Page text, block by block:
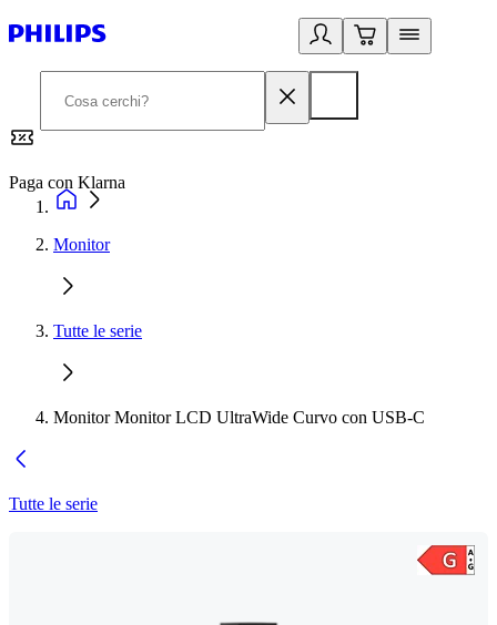
Paga con Klarna
Monitor
Tutte le serie
Monitor Monitor LCD UltraWide Curvo con USB-C
Tutte le serie